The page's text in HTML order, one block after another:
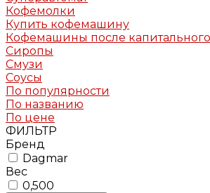
Кофемолки
Купить кофемашину
Кофемашины после
Сиропы
Смузи
Соусы
По популярности
По названию
По цене
ФИЛЬТР
Бренд
Dagmar
Вес
0,500